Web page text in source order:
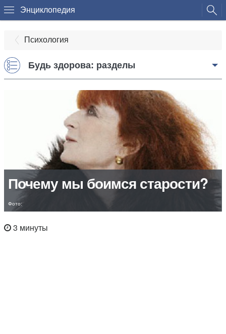
Энциклопедия
Психология
Будь здорова: разделы
Почему мы боимся старости?
Фото:
3 минуты